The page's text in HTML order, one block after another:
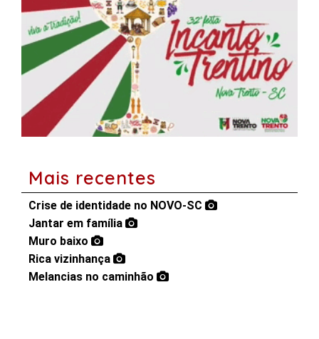
Mais recentes
Crise de identidade no NOVO-SC
Jantar em família
Muro baixo
Rica vizinhança
Melancias no caminhão